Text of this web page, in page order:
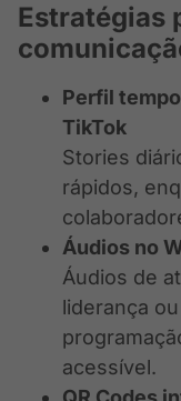
Estratégias
Perfil
TikTok
Stories
rápidos,
Áudios no
Áudios de
liderança
acessível.